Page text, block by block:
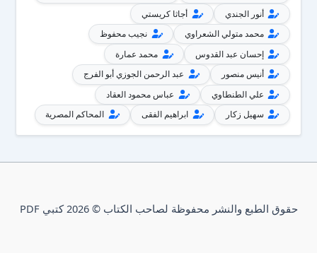
أنور الجندي
أجاثا كريستي
محمد متولي الشعراوي
نجيب محفوظ
إحسان عبد القدوس
محمد عمارة
أنيس منصور
عبد الرحمن الجوزي أبو الفرج
علي الطنطاوي
عباس محمود العقاد
سهيل زكار
ابراهيم الفقى المحاكم المصرية
حقوق الطبع والنشر محفوظة لصاحب الكتاب © 2026 كتبي PDF